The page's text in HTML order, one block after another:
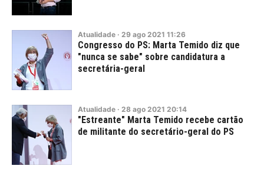
Atualidade · 29 ago 2021 11:26
Congresso do PS: Marta Temido diz que
"nunca se sabe" sobre candidatura a
secretária-geral
Atualidade · 28 ago 2021 20:14
"Estreante" Marta Temido recebe cartão
de militante do secretário-geral do PS